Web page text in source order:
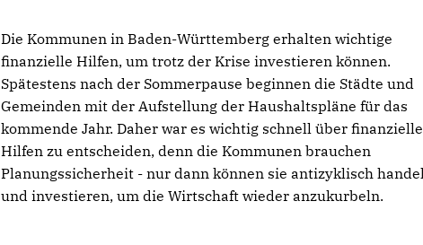
Die Kommunen in Baden-Württemberg erhalten wichtige
finanzielle Hilfen, um trotz der Krise investieren können.
Spätestens nach der Sommerpause beginnen die Städte und
Gemeinden mit der Aufstellung der Haushaltspläne für das
kommende Jahr. Daher war es wichtig schnell über finanzielle
Hilfen zu entscheiden, denn die Kommunen brauchen
Planungssicherheit - nur dann können sie antizyklisch
und investieren, um die Wirtschaft wieder anzukurbeln.